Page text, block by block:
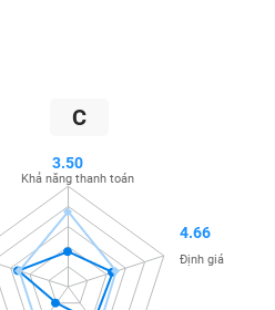
C
3.50
Khả năng thanh toán
4.66
Định giá